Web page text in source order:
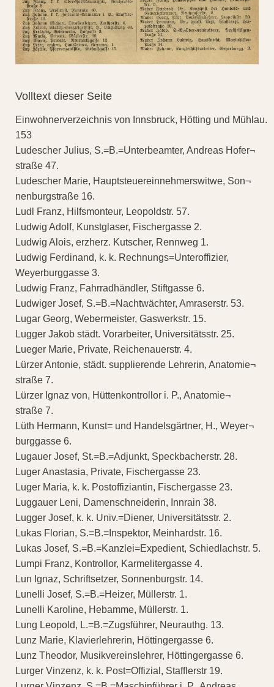
Volltext dieser Seite
Einwohnerverzeichnis von Innsbruck, Hötting und Mühlau.
153
Ludescher Julius, S.=B.=Unterbeamter, Andreas Hofer¬
straße 47.
Ludescher Marie, Hauptsteuereinnehmerswitwe, Son¬
nenburgstraße 16.
Ludl Franz, Hilfsmonteur, Leopoldstr. 57.
Ludwig Adolf, Kunstglaser, Fischergasse 2.
Ludwig Alois, erzherz. Kutscher, Rennweg 1.
Ludwig Ferdinand, k. k. Rechnungs=Unteroffizier,
Weyerburggasse 3.
Ludwig Franz, Fahrradhändler, Stiftgasse 6.
Ludwiger Josef, S.=B.=Nachtwächter, Amraserstr. 53.
Lugar Georg, Webermeister, Gaswerkstr. 15.
Lugger Jakob städt. Vorarbeiter, Universitätsstr. 25.
Lueger Marie, Private, Reichenauerstr. 4.
Lürzer Antonie, städt. supplierende Lehrerin, Anatomie¬
straße 7.
Lürzer Ignaz von, Hüttenkontrollor i. P., Anatomie¬
straße 7.
Lüth Hermann, Kunst= und Handelsgärtner, H., Weyer¬
burggasse 6.
Lugauer Josef, St.=B.=Adjunkt, Speckbacherstr. 28.
Luger Anastasia, Private, Fischergasse 23.
Luger Maria, k. k. Postoffiziantin, Fischergasse 23.
Luggauer Leni, Damenschneiderin, Innrain 38.
Lugger Josef, k. k. Univ.=Diener, Universitätsstr. 2.
Lukas Florian, S.=B.=Inspektor, Meinhardstr. 16.
Lukas Josef, S.=B.=Kanzlei=Expedient, Schiedlachstr. 5.
Lumpi Franz, Kontrollor, Karmelitergasse 4.
Lun Ignaz, Schriftsetzer, Sonnenburgstr. 14.
Lunelli Josef, S.=B.=Heizer, Müllerstr. 1.
Lunelli Karoline, Hebamme, Müllerstr. 1.
Lung Leopold, L.=B.=Zugsführer, Neurauthg. 13.
Lunz Marie, Klavierlehrerin, Höttingergasse 6.
Lunz Theodor, Musikvereinslehrer, Höttingergasse 6.
Lurger Vinzenz, k. k. Post=Offizial, Stafflerstr 19.